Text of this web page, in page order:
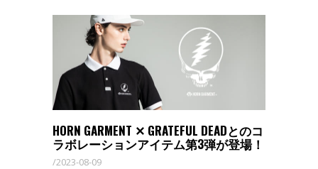
HORN GARMENT ✕ GRATEFUL DEADとのコ
ラボレーションアイテム第3弾が登場！
2023-08-09